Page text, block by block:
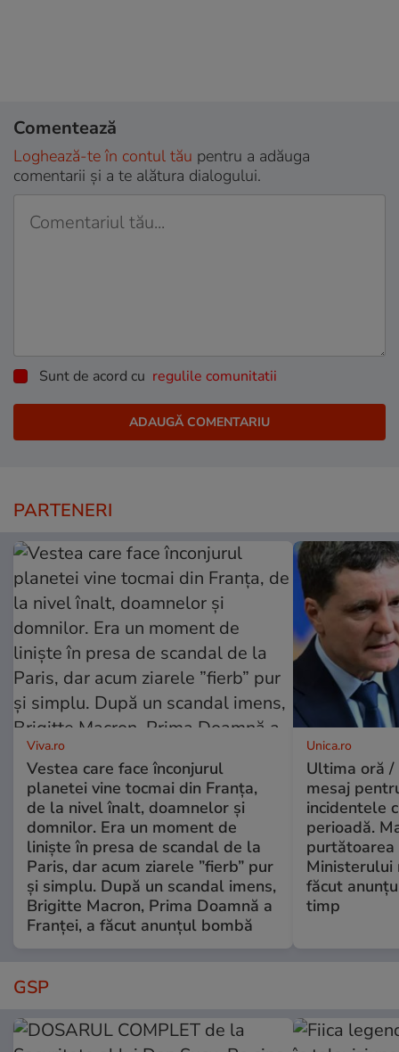
Comentează
Loghează-te în contul tău pentru a adăuga
comentarii și a te alătura dialogului.
Sunt de acord cu regulile comunitatii
PARTENERI
Viva.ro
Vestea care face înconjurul
planetei vine tocmai din Franța,
de la nivel înalt, doamnelor și
domnilor. Era un moment de
liniște în presa de scandal de la
Paris, dar acum ziarele ”fierb” pur
și simplu. După un scandal imens,
Brigitte Macron, Prima Doamnă a
Franței, a făcut anunțul bombă
Unica.ro
Ultima oră /
mesaj
incidentele
perioadă.
purtătoarea
Ministerului
făcut
timp
GSP